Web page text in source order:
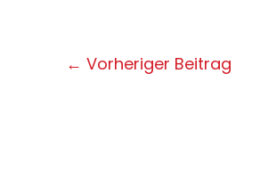
Post
← Vorheriger Beitrag